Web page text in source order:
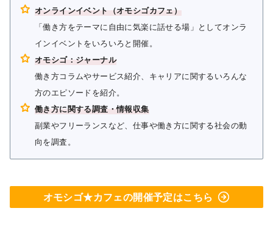
オンラインイベント（オモシゴカフェ）
「働き方をテーマに自由に気楽に話せる場」としてオンラ
インイベントをいろいろと開催。
オモシゴ：ジャーナル
働き方コラムやサービス紹介、キャリアに関するいろんな
方のエピソードを紹介。
働き方に関する調査・情報収集
副業やフリーランスなど、仕事や働き方に関する社会の動
向を調査。
オモシゴ★カフェの開催予定はこちら